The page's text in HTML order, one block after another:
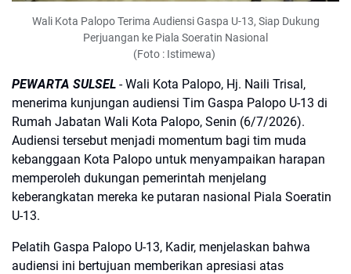
Wali Kota Palopo Terima Audiensi Gaspa U-13, Siap Dukung
Perjuangan ke Piala Soeratin Nasional
(Foto : Istimewa)
PEWARTA SULSEL - Wali Kota Palopo, Hj. Naili Trisal,
menerima kunjungan audiensi Tim Gaspa Palopo U-13 di
Rumah Jabatan Wali Kota Palopo, Senin (6/7/2026).
Audiensi tersebut menjadi momentum bagi tim muda
kebanggaan Kota Palopo untuk menyampaikan harapan
memperoleh dukungan pemerintah menjelang
keberangkatan mereka ke putaran nasional Piala Soeratin
U-13.
Pelatih Gaspa Palopo U-13, Kadir, menjelaskan bahwa
audiensi ini bertujuan memberikan apresiasi atas